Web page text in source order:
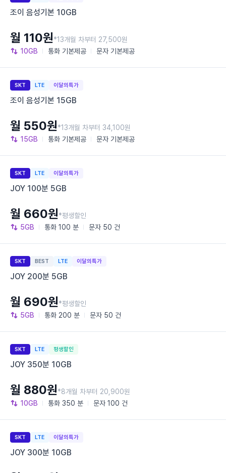
조이 음성기본 10GB
10GB 통화 기본제공 문자 기본제공
월 110원*13개월 차부터 27,500원
SKT LTE 이달의특가
조이 음성기본 15GB
15GB 통화 기본제공 문자 기본제공
월 550원*13개월 차부터 34,100원
SKT LTE 이달의특가
JOY 100분 5GB
5GB 통화 100 분 문자 50 건
월 660원*평생할인
SKT BEST LTE 이달의특가
JOY 200분 5GB
5GB 통화 200 분 문자 50 건
월 690원*평생할인
SKT LTE 평생할인
JOY 350분 10GB
10GB 통화 350 분 문자 100 건
월 880원*8개월 차부터 20,900원
SKT LTE 이달의특가
JOY 300분 10GB